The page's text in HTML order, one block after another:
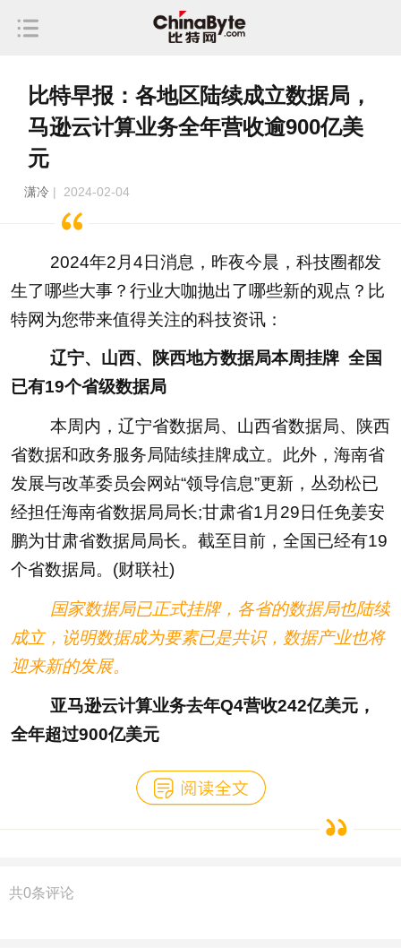
比特早报：各地区陆续成立数据局，
马逊云计算业务全年营收逾900亿美
元
潇冷 | 2024-02-04
2024年2月4日消息，昨夜今晨，科技圈都发
生了哪些大事？行业大咖抛出了哪些新的观点？比
特网为您带来值得关注的科技资讯：
辽宁、山西、陕西地方数据局本周挂牌 全国
已有19个省级数据局
本周内，辽宁省数据局、山西省数据局、陕西
省数据和政务服务局陆续挂牌成立。此外，海南省
发展与改革委员会网站“领导信息”更新，丛劲松已
经担任海南省数据局局长;甘肃省1月29日任免姜安
鹏为甘肃省数据局局长。截至目前，全国已经有19
个省数据局。(财联社)
国家数据局已正式挂牌，各省的数据局也陆续
成立，说明数据成为要素已是共识，数据产业也将
迎来新的发展。
亚马逊云计算业务去年Q4营收242亿美元，
全年超过900亿美元
共0条评论